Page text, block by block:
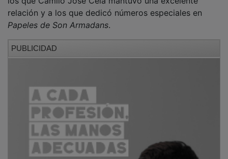
relación y a los que dedicó números especiales en
Papeles de Son Armadans.